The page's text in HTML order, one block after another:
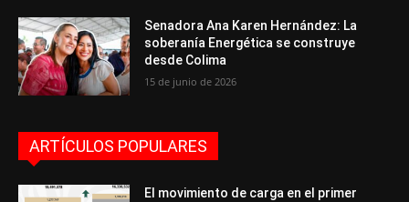
Senadora Ana Karen Hernández: La
soberanía Energética se construye
desde Colima
15 de junio de 2026
ARTÍCULOS POPULARES
El movimiento de carga en el primer